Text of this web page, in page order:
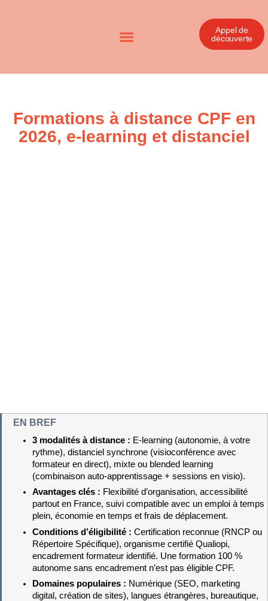
Appel de
découverte
Formations à distance CPF en
2026, e-learning et distanciel
EN BREF
3 modalités à distance : E-learning (autonomie, à votre
rythme), distanciel synchrone (visioconférence avec
formateur en direct), mixte ou blended learning
(combinaison auto-apprentissage + sessions en visio).
Avantages clés : Flexibilité d’organisation, accessibilité
partout en France, suivi compatible avec un emploi à temps
plein, économie en temps et frais de déplacement.
Conditions d’éligibilité : Certification reconnue (RNCP ou
Répertoire Spécifique), organisme certifié Qualiopi,
encadrement formateur identifié. Une formation 100 %
autonome sans encadrement n’est pas éligible CPF.
Domaines populaires : Numérique (SEO, marketing
digital, création de sites), langues étrangères, bureautique,